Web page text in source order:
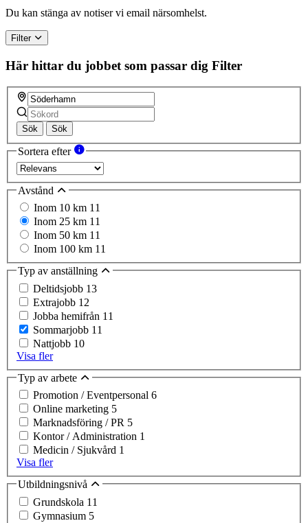
Du kan stänga av notiser vi email närsomhelst.
Filter
Här hittar du jobbet som passar dig Filter
Sök Sök
Sortera efter
Avstånd
Inom 10 km 11
Inom 25 km 11
Inom 50 km 11
Inom 100 km 11
Typ av anställning
Deltidsjobb 13
Extrajobb 12
Jobba hemifrån 11
Sommarjobb 11
Nattjobb 10
Visa fler
Typ av arbete
Promotion / Eventpersonal 6
Online marketing 5
Marknadsföring / PR 5
Kontor / Administration 1
Medicin / Sjukvård 1
Visa fler
Utbildningsnivå
Grundskola 11
Gymnasium 5